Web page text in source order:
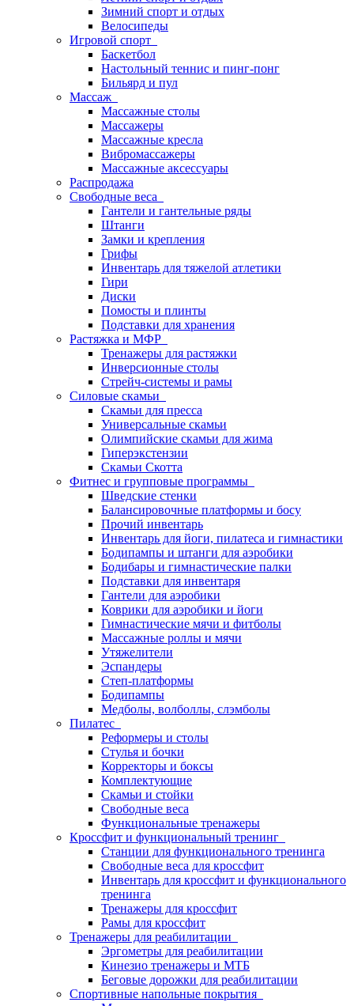
Зимний спорт и отдых
Велосипеды
Игровой спорт
Баскетбол
Настольный теннис и пинг-понг
Бильярд и пул
Массаж
Массажные столы
Массажеры
Массажные кресла
Вибромассажеры
Массажные аксессуары
Распродажа
Свободные веса
Гантели и гантельные ряды
Штанги
Замки и крепления
Грифы
Инвентарь для тяжелой атлетики
Гири
Диски
Помосты и плинты
Подставки для хранения
Растяжка и МФР
Тренажеры для растяжки
Инверсионные столы
Стрейч-системы и рамы
Силовые скамьи
Скамьи для пресса
Универсальные скамьи
Олимпийские скамьи для жима
Гиперэкстензии
Скамьи Скотта
Фитнес и групповые программы
Шведские стенки
Балансировочные платформы и босу
Прочий инвентарь
Инвентарь для йоги, пилатеса и гимнастики
Бодипампы и штанги для аэробики
Бодибары и гимнастические палки
Подставки для инвентаря
Гантели для аэробики
Коврики для аэробики и йоги
Гимнастические мячи и фитболы
Массажные роллы и мячи
Утяжелители
Эспандеры
Степ-платформы
Бодипампы
Медболы, волболлы, слэмболы
Пилатес
Реформеры и столы
Стулья и бочки
Корректоры и боксы
Комплектующие
Скамьи и стойки
Свободные веса
Функциональные тренажеры
Кроссфит и функциональный тренинг
Станции для функционального тренинга
Свободные веса для кроссфит
Инвентарь для кроссфит и функционального
тренинга
Тренажеры для кроссфит
Рамы для кроссфит
Тренажеры для реабилитации
Эргометры для реабилитации
Кинезио тренажеры и МТБ
Беговые дорожки для реабилитации
Спортивные напольные покрытия